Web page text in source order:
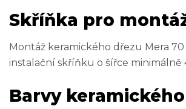
Skříňka pro
Montáž keramického dřezu Mera
instalační skříňku o šířce minimálně
Barvy